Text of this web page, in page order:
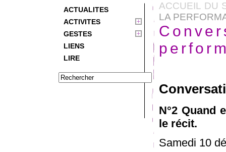
ACTUALITES
ACTIVITES
GESTES
LIENS
LIRE
ACCUEIL DU
LA
N°2 Quand
le récit.
Samedi 10